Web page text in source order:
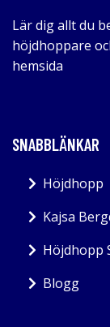
Lär dig allt du
höjdhoppare
hemsida
SNABBLÄNKAR
Höjdhopp
Kajsa
Höjdhopp
Blogg